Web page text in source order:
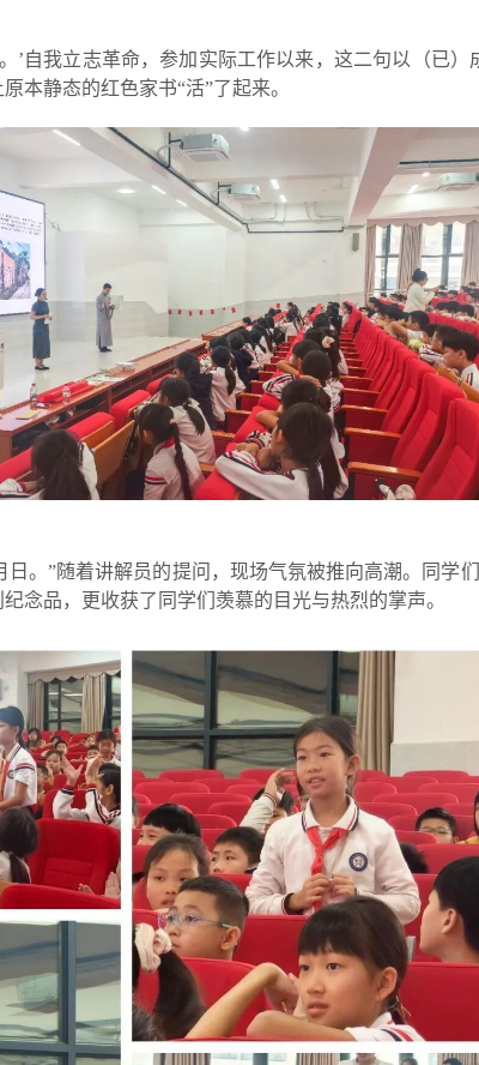
’自我立志革命，参加实际工作以来，这二句以（已
本静态的红色家书“活”了起来。
。”随着讲解员的提问，现场气氛被推向高潮。同学
念品，更收获了同学们羡慕的目光与热烈的掌声。